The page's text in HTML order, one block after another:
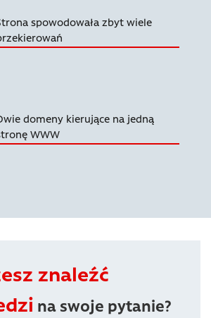
spowodowała zbyt wiele
domeny kierujące na jedną
WWW
znaleźć
na swoje pytanie?